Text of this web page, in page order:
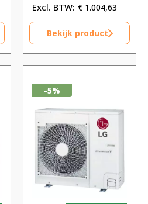
€ 1.004,63
Bekijk product
-5%